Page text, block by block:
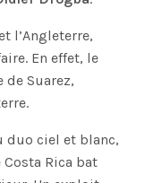
l’Angleterre,
En effet, le
de Suarez,
duo ciel et blanc,
Rica bat